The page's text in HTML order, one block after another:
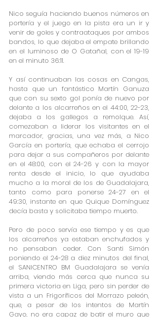
Nico seguía haciendo buenos números en
portería y el juego en la pista era un ir y
venir de goles y contraataques por ambos
bandos, lo que dejaba el empate brillando
en el luminoso de O Gatañal, con el 19-19
en el minuto 36:11.
Y así continuaban las cosas en Cangas,
hasta que un fantástico Martín Ganuza
que con su sexto gol ponía de nuevo por
delante a los alcarreños en el 44:00, 22-23,
dejaba a los gallegos a remolque. Así,
comezaban a liderar los visitantes en el
marcador, gracias, una vez más, a Nico
García en portería, que echaba el cerrojo
para dejar a sus compañeros por delante
en el 48:00, con el 24-26 y con la mayor
renta desde el inicio, lo que ayudaba
mucho a la moral de los de Guadalajara,
tanto como para ponerse 24-27 en el
49:30, instante en que Quique Domínguez
decía basta y solicitaba tiempo muerto.
Pero de poco servía ese tiempo y es que
los alcarreños ya estaban enchufados y
no pensaban ceder. Con Santi Simón
poniendo el 24-28 a diez minutos del final,
el SANICENTRO BM Guadalajara se venía
arriba, viendo más cerca que nunca su
primera victoria en Liga, pero sin perder de
vista a un Frigoríficos del Morrazo peleón,
que, a pesar de los intentos de Martín
Gayo, no era capaz de batir el muro que